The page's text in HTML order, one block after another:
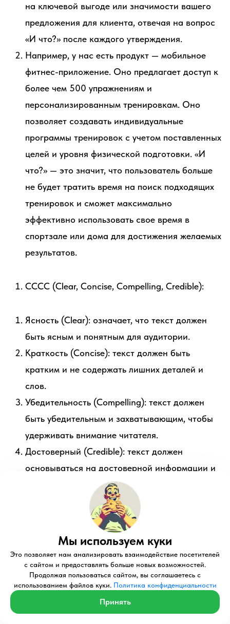
на ключевой выгоде или значимости вашего
предложения для клиента, отвечая на вопрос
«И что?» после каждого утверждения.
Например, у нас есть продукт — мобильное
фитнес-приложение. Оно предлагает доступ к
более чем 500 упражнениям и
персонализированным тренировкам. Оно
позволяет создавать индивидуальные
программы тренировок с учетом поставленных
целей и уровня физической подготовки. «И
что?» — это значит, что пользователь больше
не будет тратить время на поиск подходящих
тренировок и сможет максимально
эффективно использовать свое время в
спортзале или дома для достижения желаемых
результатов.
CCCC (Clear, Concise, Compelling, Credible):
Ясность (Clear): означает, что текст должен
быть ясным и понятным для аудитории.
Краткость (Concise): текст должен быть
кратким и не содержать лишних деталей и
слов.
Убедительность (Compelling): текст должен
быть убедительным и захватывающим, чтобы
удерживать внимание читателя.
Достоверный (Credible): текст должен
основываться на достоверной информации и
авторитете, чтобы вызывать доверие у
Эти шаблоны и приемы помогут вам создавать
эффективные продающие тексты, которые
убеждают и побуждают аудиторию к действию.
Эффективно ли применять формулы
продающих текстов
Мы используем куки
Это позволяет нам анализировать взаимодействие посетителей
с сайтом и предоставлять больше новых возможностей.
Продолжая пользоваться сайтом, вы соглашаетесь с
использованием файлов куки. Политика конфиденциальности
Принять